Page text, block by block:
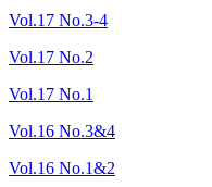
Vol.17 No.3-4
Vol.17 No.2
Vol.17 No.1
Vol.16 No.3&4
Vol.16 No.1&2